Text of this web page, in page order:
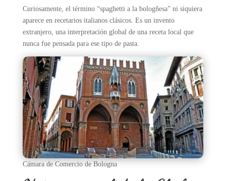
Curiosamente, el término “spaghetti a la bologñesa” ni siquiera
aparece en recetarios italianos clásicos. Es un invento
extranjero, una interpretación global de una receta local que
nunca fue pensada para ese tipo de pasta.
Cámara de Comercio de Bologna